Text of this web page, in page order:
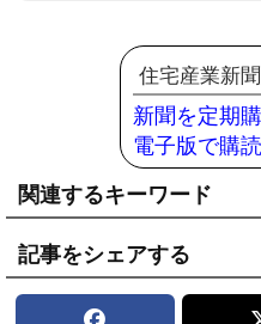
住宅産業新
新聞を定期
電子版で購読
関連するキーワード
記事をシェアする